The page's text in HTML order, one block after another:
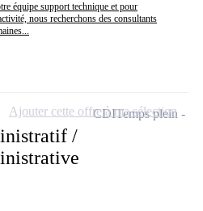
équipe support technique et pour
nous recherchons des consultants
/
CDITemps plein
Ajouter cette offre à ma sélection